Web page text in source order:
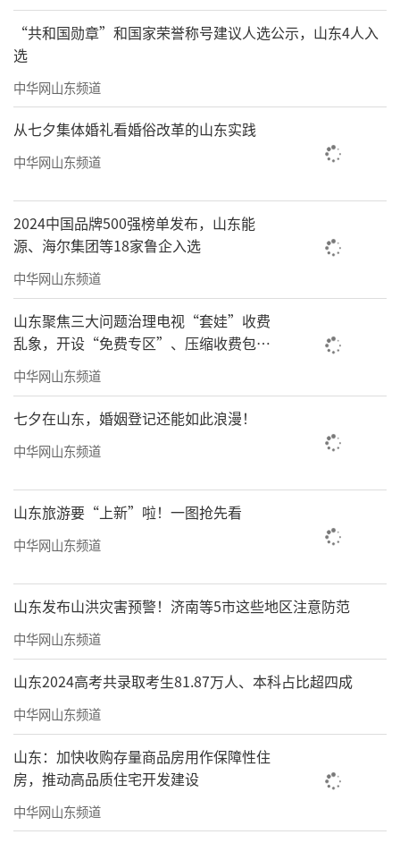
“共和国勋章”和国家荣誉称号建议人选公示，山东4人入
选
中华网山东频道
从七夕集体婚礼看婚俗改革的山东实践
中华网山东频道
2024中国品牌500强榜单发布，山东能
源、海尔集团等18家鲁企入选
中华网山东频道
山东聚焦三大问题治理电视“套娃”收费
乱象，开设“免费专区”、压缩收费包比
例70%以上
中华网山东频道
七夕在山东，婚姻登记还能如此浪漫！
中华网山东频道
山东旅游要“上新”啦！一图抢先看
中华网山东频道
山东发布山洪灾害预警！济南等5市这些地区注意防范
中华网山东频道
山东2024高考共录取考生81.87万人、本科占比超四成
中华网山东频道
山东：加快收购存量商品房用作保障性住
房，推动高品质住宅开发建设
中华网山东频道